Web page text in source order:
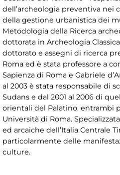
dell’archeologia preventiva nei
della gestione urbanistica dei
Metodologia della Ricerca
dottorata in Archeologia
dottorato e assegni di ricerca
Roma ed è stata professore a
Sapienza di Roma e Gabriele
al 2003 è stata responsabile di
Sudans e dal 2001 al 2006 di
orientali del Palatino, entrambi
Università di Roma.
ed arcaiche dell’Italia Centrale
particolarmente delle
culture.